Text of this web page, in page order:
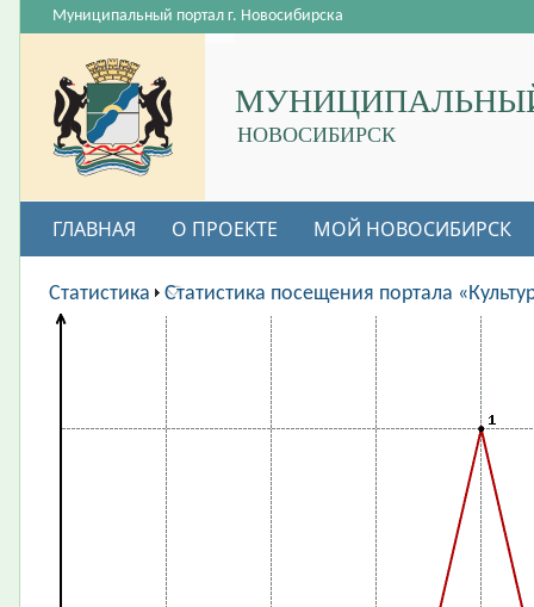
НОВОСИБИРСК
Муниципальный портал г. Новосибирска
ГЛАВНАЯ О ПРОЕКТЕ МОЙ НОВОСИБИРСК
ВАКАНСИИ
Статистика Статистика посещения портала